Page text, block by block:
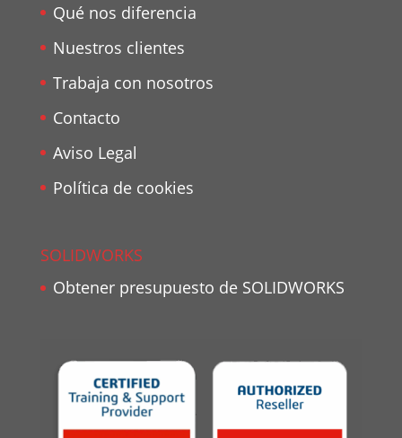
Qué nos diferencia
Nuestros clientes
Trabaja con nosotros
Contacto
Aviso Legal
Política de cookies
SOLIDWORKS
Obtener presupuesto de SOLIDWORKS